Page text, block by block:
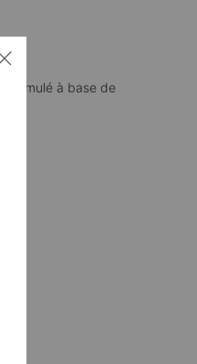
Formulé à base de